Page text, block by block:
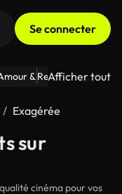
Se connecter
& Relations Le
Afficher tout
Exagérée
sur
cinéma pour vos